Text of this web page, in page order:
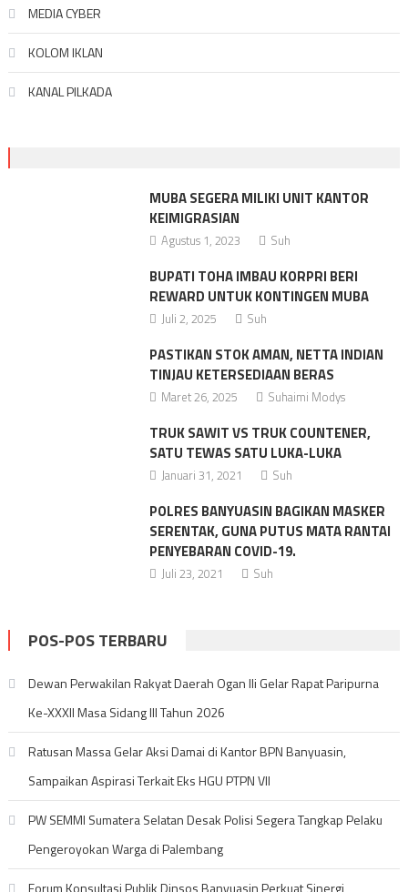
MEDIA CYBER
KOLOM IKLAN
KANAL PILKADA
MUBA SEGERA MILIKI UNIT KANTOR
KEIMIGRASIAN
Agustus 1, 2023 Suh
BUPATI TOHA IMBAU KORPRI BERI
REWARD UNTUK KONTINGEN MUBA
Juli 2, 2025 Suh
PASTIKAN STOK AMAN, NETTA INDIAN
TINJAU KETERSEDIAAN BERAS
Maret 26, 2025 Suhaimi Modys
TRUK SAWIT VS TRUK COUNTENER,
SATU TEWAS SATU LUKA-LUKA
Januari 31, 2021 Suh
POLRES BANYUASIN BAGIKAN MASKER
SERENTAK, GUNA PUTUS MATA RANTAI
PENYEBARAN COVID-19.
Juli 23, 2021 Suh
POS-POS TERBARU
Dewan Perwakilan Rakyat Daerah Ogan Ili Gelar Rapat Paripurna
Ke-XXXII Masa Sidang III Tahun 2026
Ratusan Massa Gelar Aksi Damai di Kantor BPN Banyuasin,
Sampaikan Aspirasi Terkait Eks HGU PTPN VII
PW SEMMI Sumatera Selatan Desak Polisi Segera Tangkap Pelaku
Pengeroyokan Warga di Palembang
Forum Konsultasi Publik Dinsos Banyuasin Perkuat Sinergi